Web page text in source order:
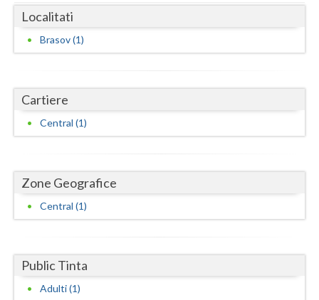
Giurgiu
Gorj
Hunedoara
Ialomita
Ilfov
Maramures
Mures
Neamt
Localitati
Brasov (1)
Cartiere
Central (1)
Zone Geografice
Central (1)
Public Tinta
Adulti (1)